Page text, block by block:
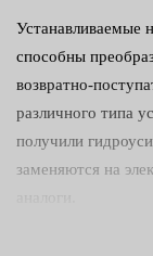
Устанавливаемые
способны
возвратно-
различного типа
получили
заменяются на
Управлять